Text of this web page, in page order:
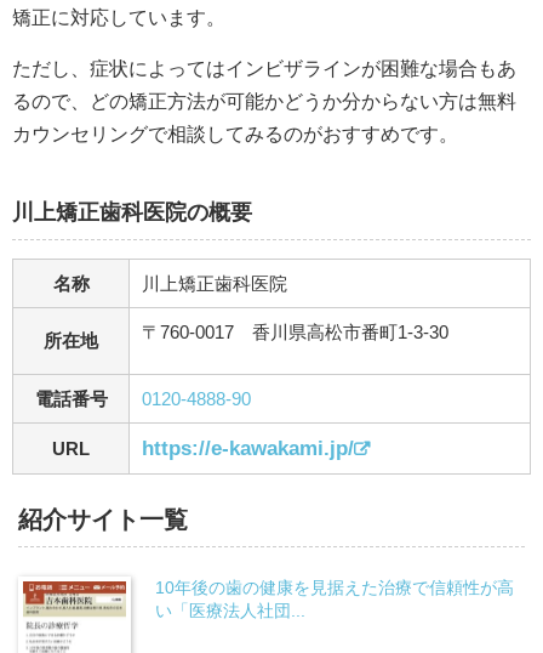
矯正に対応しています。
ただし、症状によってはインビザラインが困難な場合もあ
るので、どの矯正方法が可能かどうか分からない方は無料
カウンセリングで相談してみるのがおすすめです。
川上矯正歯科医院の概要
名称 川上矯正歯科医院
所在地 〒760-0017 香川県高松市番町1-3-30
電話番号 0120-4888-90
URL https://e-kawakami.jp/
紹介サイト一覧
10年後の歯の健康を見据えた治療で信頼性が高
い「医療法人社団...